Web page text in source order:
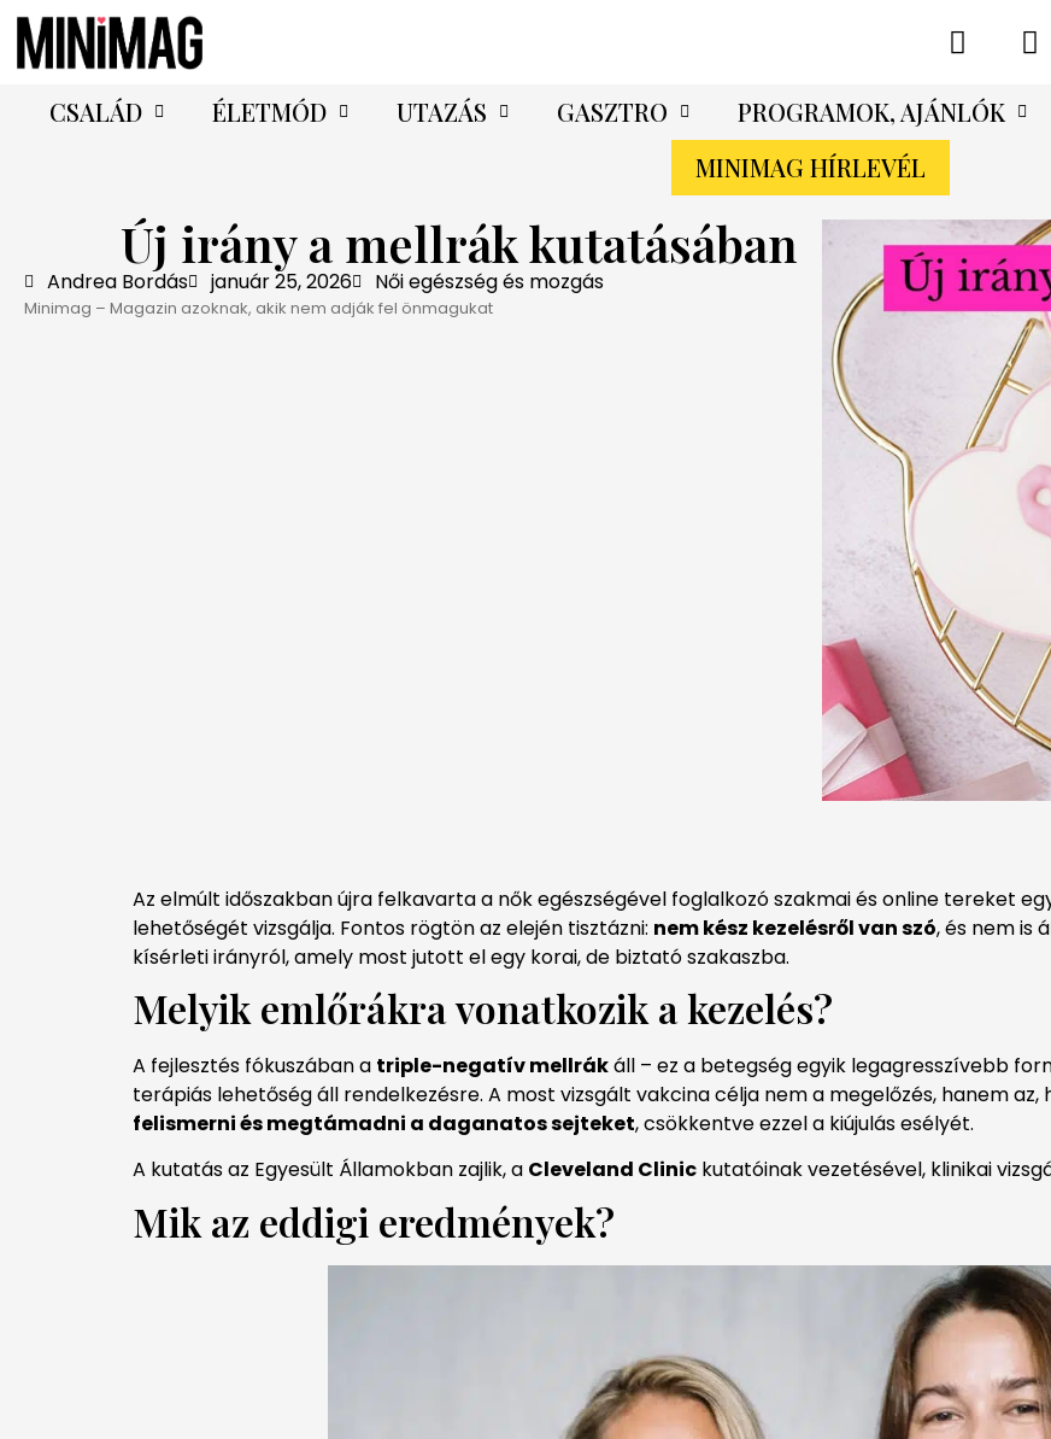
CSALÁD ÉLETMÓD UTAZÁS GASZTRO PROGRAMOK, AJÁNLÓK
MINIMAG HÍRLEVÉL
Új irány a mellrák kutatásában
Andrea Bordás január 25, 2026 Női egészség és mozgás
Minimag – Magazin azoknak, akik nem adják fel önmagukat
Az elmúlt időszakban újra felkavarta a nők egészségével foglalkozó szakmai és online tereket
lehetőségét vizsgálja. Fontos rögtön az elején tisztázni: nem kész kezelésről van szó, és nem is
kísérleti irányról, amely most jutott el egy korai, de biztató szakaszba.
Melyik emlőrákra vonatkozik a kezelés?
A fejlesztés fókuszában a triple-negatív mellrákáll – ez a betegség egyik legagresszívebb
terápiás lehetőség áll rendelkezésre. A most vizsgált vakcina célja nem a megelőzés, hanem az,
felismerni és megtámadni a daganatos sejteket, csökkentve ezzel a kiújulás esélyét.
A kutatás az Egyesült Államokban zajlik, a Cleveland Clinic kutatóinak vezetésével, klinikai
Mik az eddigi eredmények?